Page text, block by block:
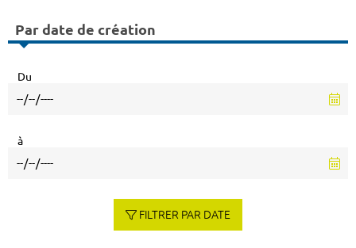
Par date de création
Du
à
FILTRER PAR DATE